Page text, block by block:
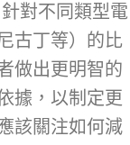
對不同類型電
古丁等）的比
做出更明智的
據，以制定更
該關注如何減